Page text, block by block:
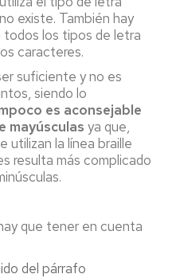
existe. También hay
los tipos de letra
caracteres.
suficiente y no es
siendo lo
es aconsejable
mayúsculas ya que,
utilizan la línea braille
resulta más complicado
que tener en cuenta
del párrafo